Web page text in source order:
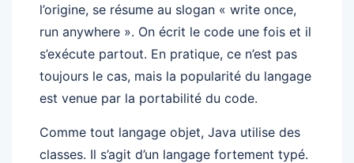
l’origine, se résume au slogan « write once,
run anywhere ». On écrit le code une fois et il
s’exécute partout. En pratique, ce n’est pas
toujours le cas, mais la popularité du langage
est venue par la portabilité du code.
Comme tout langage objet, Java utilise des
classes. Il s’agit d’un langage fortement typé.